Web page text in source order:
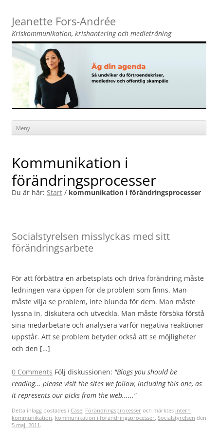
Jeanette Fors‑Andrée
Kriskommunikation, krishantering och medieträning
Meny
kommunikation i
förändringsprocesser
Du är här: Start / kommunikation i förändringsprocesser
Socialstyrelsen misslyckas med sitt
förändringsarbete
För att förbättra en arbetsplats och driva förändring måste
ledningen vara öppen för de problem som finns. Man
måste vilja se problem, inte blunda för dem. Man måste
lyssna in, diskutera och utveckla. Man måste försöka förstå
sina medarbetare och analysera varför negativa reaktioner
uppstår. Att se problem betyder också att se möjligheter
och den […]
0 Comments Följ diskussionen: "Blogs you should be
reading... please visit the sites we follow, including this one, as
it represents our picks from the web......"
Detta inlägg postades i Case, Förändringsprocesser och märktes intern
kommunikation, kommunikation i förändringsprocesser, Socialstyrelsen den
5 maj, 2011 .